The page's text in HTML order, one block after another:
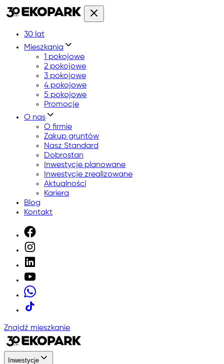
30 lat
Mieszkania
1 pokojowe
2 pokojowe
3 pokojowe
4 pokojowe
5 pokojowe
Promocje
O nas
O firmie
Zakup gruntów
Nasz Standard
Dobrostan
Inwestycje planowane
Inwestycje zrealizowane
Aktualności
Kariera
Blog
Kontakt
Znajdź mieszkanie
Inwestycje